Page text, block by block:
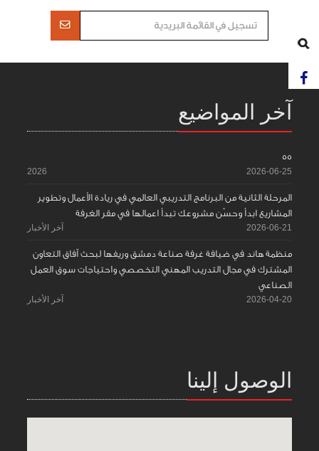
آخر المواضيع
55
2026-06-25
2026
المرحلة الثانية من البرنامج التدريبي العالمي في ريادة الأعمال وتطوير
المشاريع ابدأ وحسّن مشروعك تبدأ اعمالها في مقر الغرفة
2026-06-21 آخر الأخبار
منظمة هاند في ضيافة غرفة صناعة دمشق وريفها لبحث آفاق التعاون
المشترك في مجال التدريب المهني التخصصي واحتياجات سوق العمل
الصناعي
2026-04-20 آخر الأخبار
الوصول إلينا